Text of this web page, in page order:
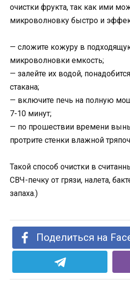
очистки фрукта, так как ими
микроволновку быстро и
— сложите кожуру в
микроволновки емкость;
— залейте их водой,
стакана;
— включите печь на полную
7-10 минут;
— по прошествии времени
протрите стенки влажной
Такой способ очистки в
СВЧ-печку от грязи, налета,
запаха.)
Поделиться на